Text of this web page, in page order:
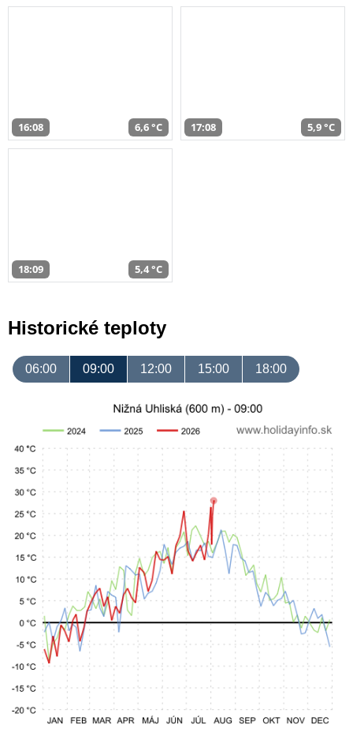
16:08 6,6 °C 17:08 5,9 °C
18:09 5,4 °C
Historické teploty
06:00 09:00 12:00 15:00 18:00